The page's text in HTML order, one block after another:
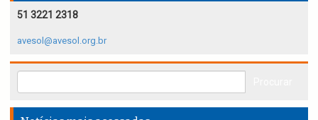
51 3221 2318
avesol@avesol.org.br